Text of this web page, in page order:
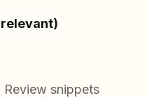
Review snippets